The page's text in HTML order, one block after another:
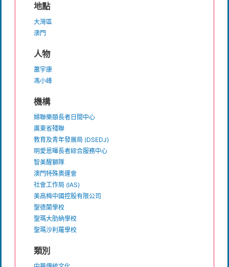
地點
大灣區
澳門
人物
蕭宇康
馮小峰
機構
婦聯樂頤長者日間中心
廣東省殘聯
教育及青年發展局 (DSEDJ)
明愛恩暉長者綜合服務中心
智美醒獅隊
澳門特殊奧運會
社會工作局 (IAS)
美高梅中國控股有限公司
聖德蘭學校
聖瑪大肋納學校
聖瑪沙利羅學校
類別